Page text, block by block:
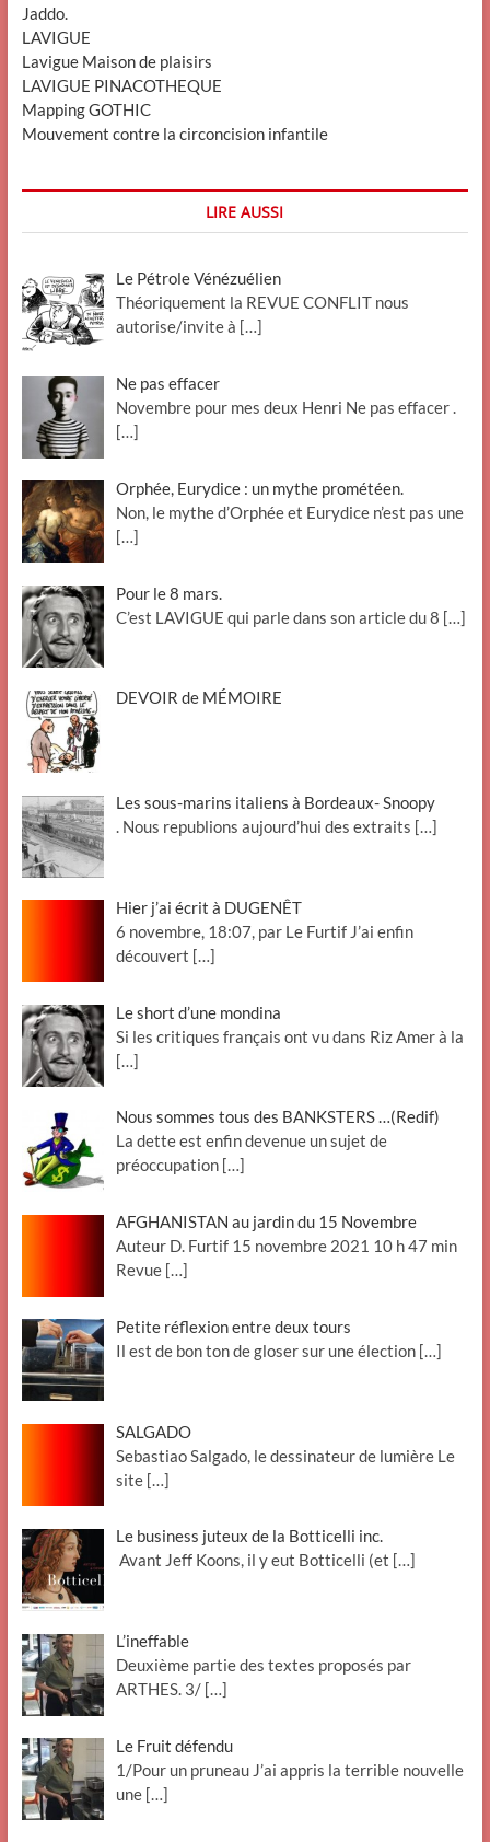
Jaddo.
LAVIGUE
Lavigue Maison de plaisirs
LAVIGUE PINACOTHEQUE
Mapping GOTHIC
Mouvement contre la circoncision infantile
LIRE AUSSI
Le Pétrole Vénézuélien
Théoriquement la REVUE CONFLIT nous
autorise/invite à […]
Ne pas effacer
Novembre pour mes deux Henri Ne pas effacer .
[…]
Orphée, Eurydice : un mythe prométéen.
Non, le mythe d’Orphée et Eurydice n’est pas une
[…]
Pour le 8 mars.
C’est LAVIGUE qui parle dans son article du 8 […]
DEVOIR de MÉMOIRE
Les sous-marins italiens à Bordeaux- Snoopy
. Nous republions aujourd’hui des extraits […]
Hier j’ai écrit à DUGENÊT
6 novembre, 18:07, par Le Furtif J’ai enfin
découvert […]
Le short d’une mondina
Si les critiques français ont vu dans Riz Amer à la
[…]
Nous sommes tous des BANKSTERS …(Redif)
La dette est enfin devenue un sujet de
préoccupation […]
AFGHANISTAN au jardin du 15 Novembre
Auteur D. Furtif 15 novembre 2021 10 h 47 min
Revue […]
Petite réflexion entre deux tours
Il est de bon ton de gloser sur une élection […]
SALGADO
Sebastiao Salgado, le dessinateur de lumière Le
site […]
Le business juteux de la Botticelli inc.
Avant Jeff Koons, il y eut Botticelli (et […]
L’ineffable
Deuxième partie des textes proposés par
ARTHES. 3/ […]
Le Fruit défendu
1/Pour un pruneau J’ai appris la terrible nouvelle
une […]